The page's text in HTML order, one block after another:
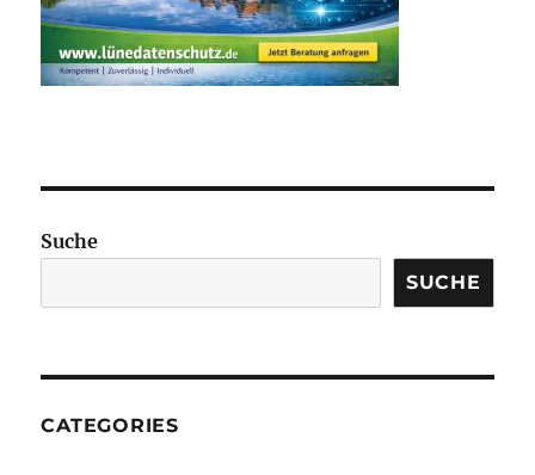
Suche
SUCHE
CATEGORIES